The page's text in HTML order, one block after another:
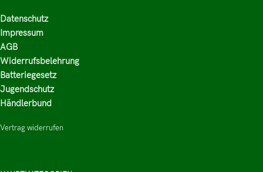
Datenschutz
Impressum
AGB
Widerrufsbelehrung
Batteriegesetz
Jugendschutz
Händlerbund
Vertrag widerrufen